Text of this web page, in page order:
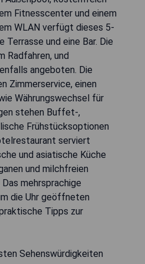
Fitnesscenter und einem
WLAN verfügt dieses 5-
und eine Bar. Die
Radfahren, und
angeboten. Die
Zimmerservice, einen
Währungswechsel für
stehen Buffet-,
Frühstücksoptionen
serviert
und asiatische Küche
und milchfreien
mehrsprachige
die Uhr geöffneten
Tipps zur
Sehenswürdigkeiten